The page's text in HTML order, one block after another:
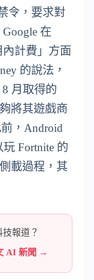
令，要求對
在
內計費」方面
的說法，
月取得的
將其遊戲商
，Android
Fortnite 的
載過程，其
報道？
AI 新聞 →